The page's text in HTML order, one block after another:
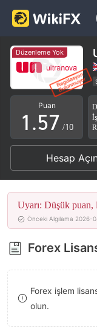
Düzenleme Yok
Puan
0
1
2
3
4
5
6
7
8
9
.
1
2
3
4
5
6
7
8
9
3
4
5
6
7
8
9
/10
Hesap
Uyarı: Düşük
Önceki Algılama 2026-
Forex
Forex işlem
olun.